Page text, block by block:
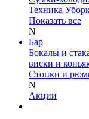
Техника
Показать все
N
Бар
Бокалы и
виски и
Стопки и
N
Акции